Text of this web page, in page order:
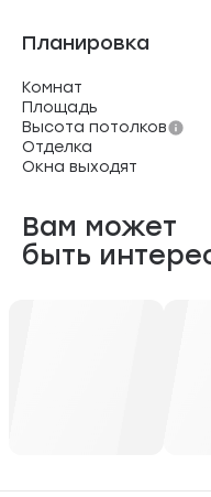
Планировка
Комнат
Площадь
Высота потолков
Отделка
Окна выходят
Вам может
быть